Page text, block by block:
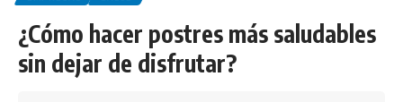
¿Cómo hacer postres más saludables
sin dejar de disfrutar?